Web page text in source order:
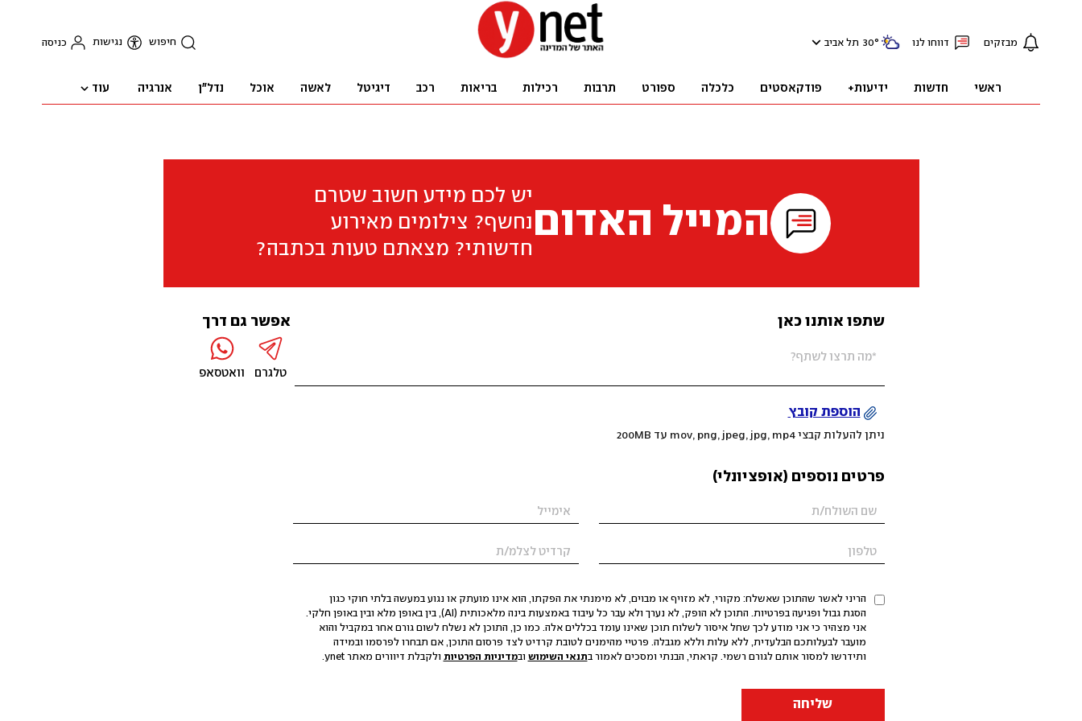
מבזקים דווחו לנו 30° תל אביב חיפוש נגישות כניסה
ראשי חדשות ידיעות+ פודקאסטים כלכלה ספורט תרבות רכילות בריאות רכב דיגיטל לאשה אוכל נדל"ן אנרגיה עוד
המייל האדום
יש לכם מידע חשוב שטרם
נחשף? צילומים מאירוע
חדשותי? מצאתם טעות בכתבה?
שתפו אותנו כאן
הוספת קובץ
ניתן להעלות קבצי mov, png, jpeg, jpg, mp4 עד 200MB
פרטים נוספים (אופציונלי)
הריני לאשר שהתוכן שאשלח: מקורי, לא מזויף או מבוים, לא מימנתי את הפקתו, הוא אינו מועתק או נגוע במעשה בלתי חוקי כגון
הסגת גבול ופגיעה בפרטיות. התוכן לא הופק, לא נערך ולא עבר כל עיבוד באמצעות בינה מלאכותית (AI), בין באופן מלא ובין באופן חלקי.
אני מצהיר כי אני מודע לכך שחל איסור לשלוח תוכן שאינו עומד בכללים אלה. כמו כן, התוכן לא נשלח לשום גורם אחר במקביל והוא
מועבר לבעלותכם הבלעדית, ללא עלות וללא מגבלה. פרטיי מהימנים לטובת קרדיט לצד פרסום התוכן, אם תבחרו לפרסמו ובמידה
ותידרשו למסור אותם לגורם רשמי. קראתי, הבנתי ומסכים לאמור בתנאי השימוש ובמדיניות הפרטיות ולקבלת דיוורים מאתר ynet.
שליחה
אפשר גם דרך
טלגרם וואטסאפ